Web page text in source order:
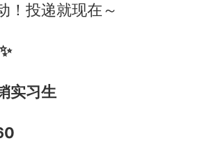
！投递就现在～
实习生